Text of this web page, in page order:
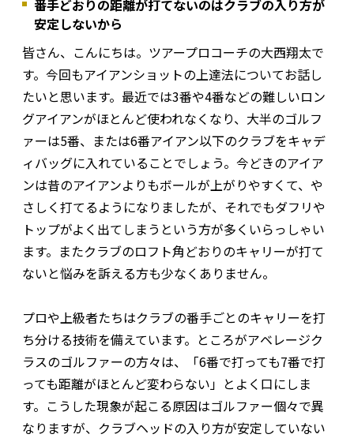
番手どおりの距離が打てないのはクラブの入り方が
安定しないから
皆さん、こんにちは。ツアープロコーチの大西翔太で
す。今回もアイアンショットの上達法についてお話し
たいと思います。最近では3番や4番などの難しいロン
グアイアンがほとんど使われなくなり、大半のゴルフ
ァーは5番、または6番アイアン以下のクラブをキャデ
ィバッグに入れていることでしょう。今どきのアイア
ンは昔のアイアンよりもボールが上がりやすくて、や
さしく打てるようになりましたが、それでもダフリや
トップがよく出てしまうという方が多くいらっしゃい
ます。またクラブのロフト角どおりのキャリーが打て
ないと悩みを訴える方も少なくありません。
プロや上級者たちはクラブの番手ごとのキャリーを打
ち分ける技術を備えています。ところがアベレージク
ラスのゴルファーの方々は、「6番で打っても7番で打
っても距離がほとんど変わらない」とよく口にしま
す。こうした現象が起こる原因はゴルファー個々で異
なりますが、クラブヘッドの入り方が安定していない